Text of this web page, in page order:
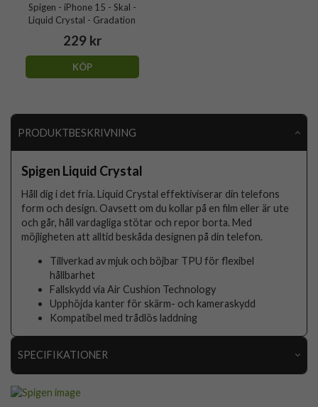
Spigen - iPhone 15 - Skal -
Liquid Crystal - Gradation
229 kr
KÖP
PRODUKTBESKRIVNING
Spigen Liquid Crystal
Håll dig i det fria. Liquid Crystal effektiviserar din telefons
form och design. Oavsett om du kollar på en film eller är ute
och går, håll vardagliga stötar och repor borta. Med
möjligheten att alltid beskåda designen på din telefon.
Tillverkad av mjuk och böjbar TPU för flexibel
hållbarhet
Fallskydd via Air Cushion Technology
Upphöjda kanter för skärm- och kameraskydd
Kompatibel med trådlös laddning
SPECIFIKATIONER